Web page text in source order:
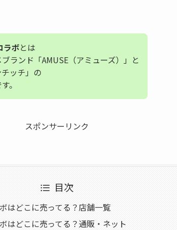
ラボとは
ランド「AMUSE（アミューズ）」と
ッチ」の
。
スポンサーリンク
目次
はどこに売ってる？店舗一覧
はどこに売ってる？通販・ネット